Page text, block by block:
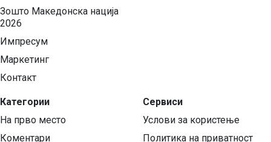
Зошто Македонска нација
2026
Импресум
Маркетинг
Контакт
Категории
На прво место
Коментари
Сервиси
Услови за користење
Политика на приватност